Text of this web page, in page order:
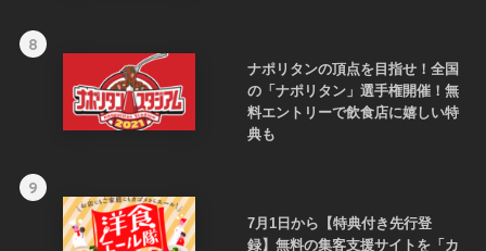
8
ナポリタンの頂点を目指せ！全国
の「ナポリタン」選手権開催！無
料エントリーで飲食店に嬉しい特
典も
9
7月1日から【特典付き先行登
録】無料の集客支援サイトを「カ